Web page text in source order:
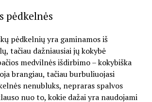
pėdkelnės
pėdkelnių yra gaminamos iš
tačiau dažniausiai jų kokybė
medvilnės išdirbimo – kokybiška
brangiau, tačiau burbuliuojasi
nenubluks, nepraras spalvos
nuo to, kokie dažai yra naudojami